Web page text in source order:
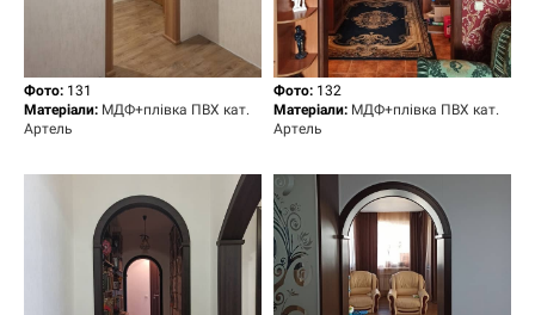
Фото: 131
Матеріали: МДФ+плівка ПВХ кат.
Артель
Фото: 132
Матеріали: МДФ+плівка ПВХ кат.
Артель